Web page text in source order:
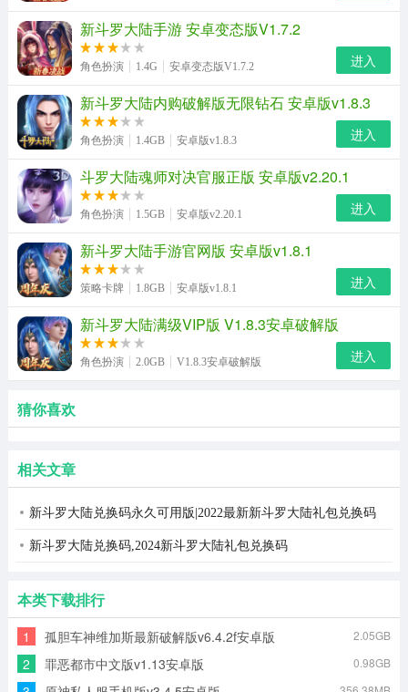
新斗罗大陆手游 安卓变态版V1.7.2
角色扮演 1.4G 安卓变态版V1.7.2 进入
新斗罗大陆内购破解版无限钻石 安卓版v1.8.3
角色扮演 1.4GB 安卓版v1.8.3 进入
斗罗大陆魂师对决官服正版 安卓版v2.20.1
角色扮演 1.5GB 安卓版v2.20.1 进入
新斗罗大陆手游官网版 安卓版v1.8.1
策略卡牌 1.8GB 安卓版v1.8.1 进入
新斗罗大陆满级VIP版 V1.8.3安卓破解版
角色扮演 2.0GB V1.8.3安卓破解版 进入
猜你喜欢
相关文章
新斗罗大陆兑换码永久可用版|2022最新新斗罗大陆礼包兑换码
新斗罗大陆兑换码,2024新斗罗大陆礼包兑换码
本类下载排行
1 孤胆车神维加斯最新破解版v6.4.2f安卓版 2.05GB
2 罪恶都市中文版v1.13安卓版 0.98GB